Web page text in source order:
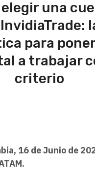
elegir una
para
a trabajar
criterio
16 de Junio de